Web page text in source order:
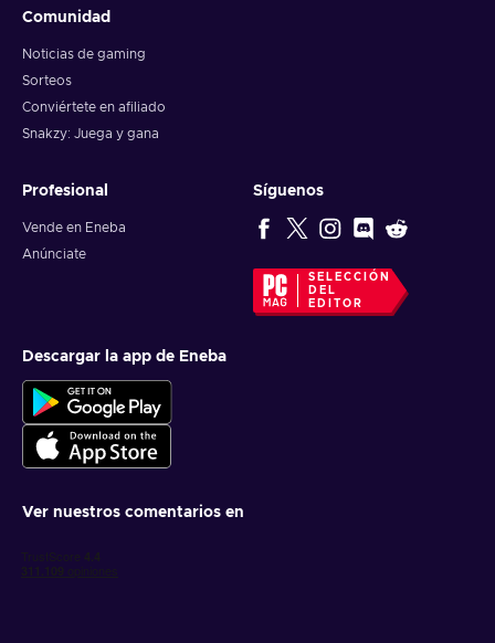
Comunidad
Noticias de gaming
Sorteos
Conviértete en afiliado
Snakzy: Juega y gana
Profesional
Vende en Eneba
Anúnciate
Síguenos
SELECCIÓN
DEL
EDITOR
Descargar la app de Eneba
Ver nuestros comentarios en